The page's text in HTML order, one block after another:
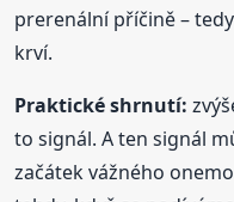
prerenální příčině –
krví.
Praktické shrnutí:
to signál. A ten signál
začátek vážného